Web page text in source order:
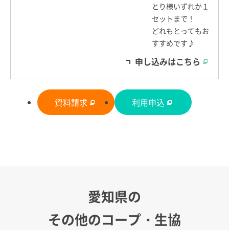
とり様いずれか１
セットまで！
どれもとってもお
すすめです♪
申し込みはこちら
資料請求 利用申込
愛知県の
その他のコープ・生協